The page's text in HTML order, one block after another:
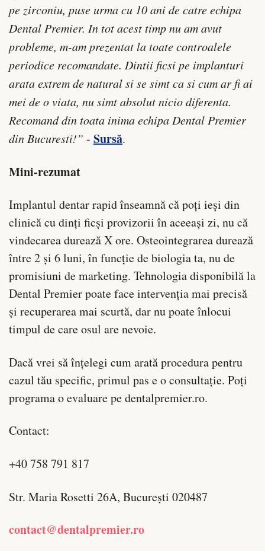
pe zirconiu, puse urma cu 10 ani de catre echipa
Dental Premier. In tot acest timp nu am avut
probleme, m-am prezentat la toate controalele
periodice recomandate. Dintii ficsi pe implanturi
arata extrem de natural si se simt ca si cum ar fi ai
mei de o viata, nu simt absolut nicio diferenta.
Recomand din toata inima echipa Dental Premier
din Bucuresti!” - Sursă.
Mini-rezumat
Implantul dentar rapid înseamnă că poți ieși din
clinică cu dinți ficși provizorii în aceeași zi, nu că
vindecarea durează X ore. Osteointegrarea durează
între 2 și 6 luni, în funcție de biologia ta, nu de
promisiuni de marketing. Tehnologia disponibilă la
Dental Premier poate face intervenția mai precisă
și recuperarea mai scurtă, dar nu poate înlocui
timpul de care osul are nevoie.
Dacă vrei să înțelegi cum arată procedura pentru
cazul tău specific, primul pas e o consultație. Poți
programa o evaluare pe dentalpremier.ro.
Contact:
+40 758 791 817
Str. Maria Rosetti 26A, București 020487
contact@dentalpremier.ro